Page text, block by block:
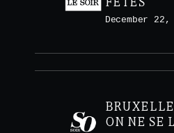
December 22,
ON NE SE